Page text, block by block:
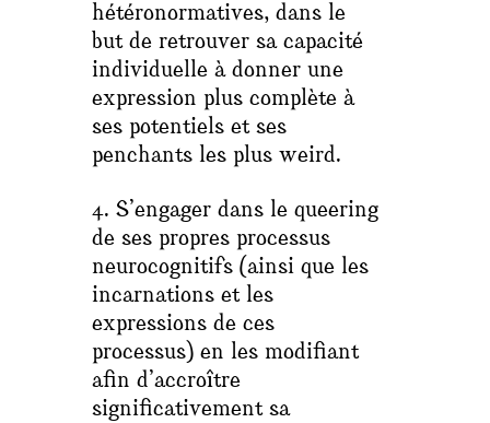
hétéronormatives, dans le
but de retrouver sa capacité
individuelle à donner une
expression plus complète à
ses potentiels et ses
penchants les plus weird.
4. S’engager dans le queering
de ses propres processus
neurocognitifs (ainsi que les
incarnations et les
expressions de ces
processus) en les modifiant
afin d’accroître
significativement sa